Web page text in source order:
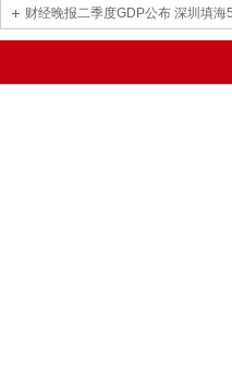
财经晚报二季度GDP公布 深圳填海